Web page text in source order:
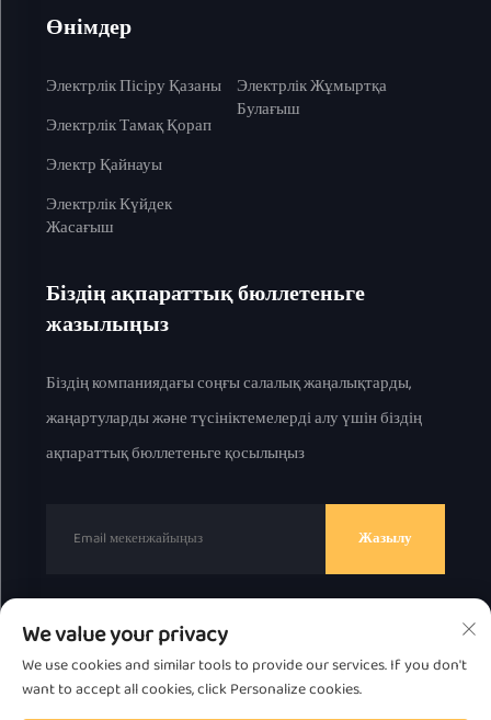
Өнімдер
Электрлік Пісіру Қазаны
Электрлік Тамақ Қорап
Электр Қайнауы
Электрлік Күйдек
Жасағыш
Электрлік Жұмыртқа
Булағыш
Біздің ақпараттық бюллетеньге
жазылыңыз
Біздің компаниядағы соңғы салалық жаңалықтарды,
жаңартуларды және түсініктемелерді алу үшін біздің
ақпараттық бюллетеньге қосылыңыз
Жазылу
© 2025 ж. Chaоzhou Great Bear Technology Co., Ltd.
барлық құқық қорғалған.
Құпиялылық саясаты
We value your privacy
We use cookies and similar tools to provide our services. If you don't
want to accept all cookies, click Personalize cookies.